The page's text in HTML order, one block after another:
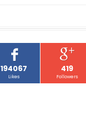
194067
Likes
419
Followers